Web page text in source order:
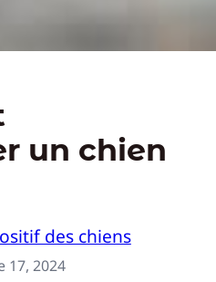
un chien
des chiens
17, 2024